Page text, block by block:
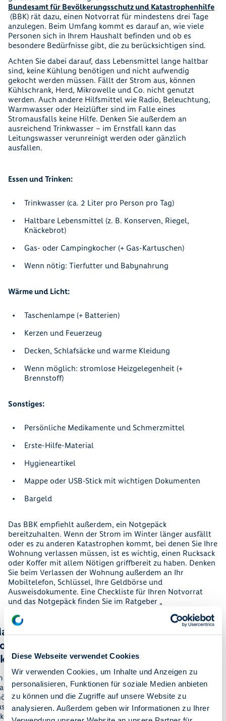
Diese Webseite verwendet Cookies
Wir verwenden Cookies, um Inhalte und Anzeigen zu
personalisieren, Funktionen für soziale Medien anbieten
zu können und die Zugriffe auf unsere Website zu
analysieren. Außerdem geben wir Informationen zu Ihrer
Bundesamt für Bevölkerungsschutz und Katastrophenhilfe
(BBK) rät dazu, einen Notvorrat für mindestens drei Tage
anzulegen. Beim Umfang kommt es darauf an, wie viele
Personen sich in Ihrem Haushalt befinden und ob es
besondere Bedürfnisse gibt, die zu berücksichtigen sind.
Achten Sie dabei darauf, dass Lebensmittel lange haltbar
sind, keine Kühlung benötigen und nicht aufwendig
gekocht werden müssen. Fällt der Strom aus, können
Kühlschrank, Herd, Mikrowelle und Co. nicht genutzt
werden. Auch andere Hilfsmittel wie Radio, Beleuchtung,
Warmwasser oder Heizlüfter sind im Falle eines
Stromausfalls keine Hilfe. Denken Sie außerdem an
ausreichend Trinkwasser – im Ernstfall kann das
Leitungswasser verunreinigt werden oder gänzlich
ausfallen.
Essen und Trinken:
Trinkwasser (ca. 2 Liter pro Person pro Tag)
Haltbare Lebensmittel (z. B. Konserven, Riegel,
Knäckebrot)
Gas- oder Campingkocher (+ Gas-Kartuschen)
Wenn nötig: Tierfutter und Babynahrung
Wärme und Licht:
Taschenlampe (+ Batterien)
Kerzen und Feuerzeug
Decken, Schlafsäcke und warme Kleidung
Wenn möglich: stromlose Heizgelegenheit (+
Brennstoff)
Sonstiges:
Persönliche Medikamente und Schmerzmittel
Erste-Hilfe-Material
Hygieneartikel
Mappe oder USB-Stick mit wichtigen Dokumenten
Bargeld
Das BBK empfiehlt außerdem, ein Notgepäck
bereitzuhalten. Wenn der Strom im Winter länger ausfällt
oder es zu anderen Katastrophen kommt, bei denen Sie Ihre
Wohnung verlassen müssen, ist es wichtig, einen Rucksack
oder Koffer mit allem Nötigen griffbereit zu haben. Denken
Sie beim Verlassen der Wohnung außerdem an Ihr
Mobiltelefon, Schlüssel, Ihre Geldbörse und
Ausweisdokumente. Eine Checkliste für Ihren Notvorrat
und das Notgepäck finden Sie im Ratgeber „
Auch wenn ein guter Vorrat wichtig ist, horten Sie nicht
unnötig viele Lebensmittel und Notfallartikel. In Zeiten von
gemeinschaftliches Miteinander an – wenn Sie selbst
in Ihrem Umfeld.
nicht
diesen Inhalt
anzuzeigen,
wir Ihre
zu
Cookies.